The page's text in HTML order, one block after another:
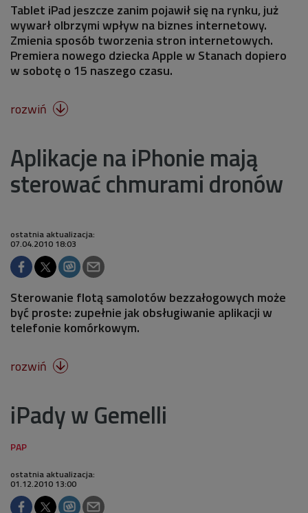
Tablet iPad jeszcze zanim pojawił się na rynku, już
wywarł olbrzymi wpływ na biznes internetowy.
Zmienia sposób tworzenia stron internetowych.
Premiera nowego dziecka Apple w Stanach dopiero
w sobotę o 15 naszego czasu.
rozwiń 
Aplikacje na iPhonie mają
sterować chmurami dronów
ostatnia aktualizacja:
07.04.2010 18:03
Sterowanie flotą samolotów bezzałogowych może
być proste: zupełnie jak obsługiwanie aplikacji w
telefonie komórkowym.
rozwiń 
iPady w Gemelli
ostatnia aktualizacja:
01.12.2010 13:00